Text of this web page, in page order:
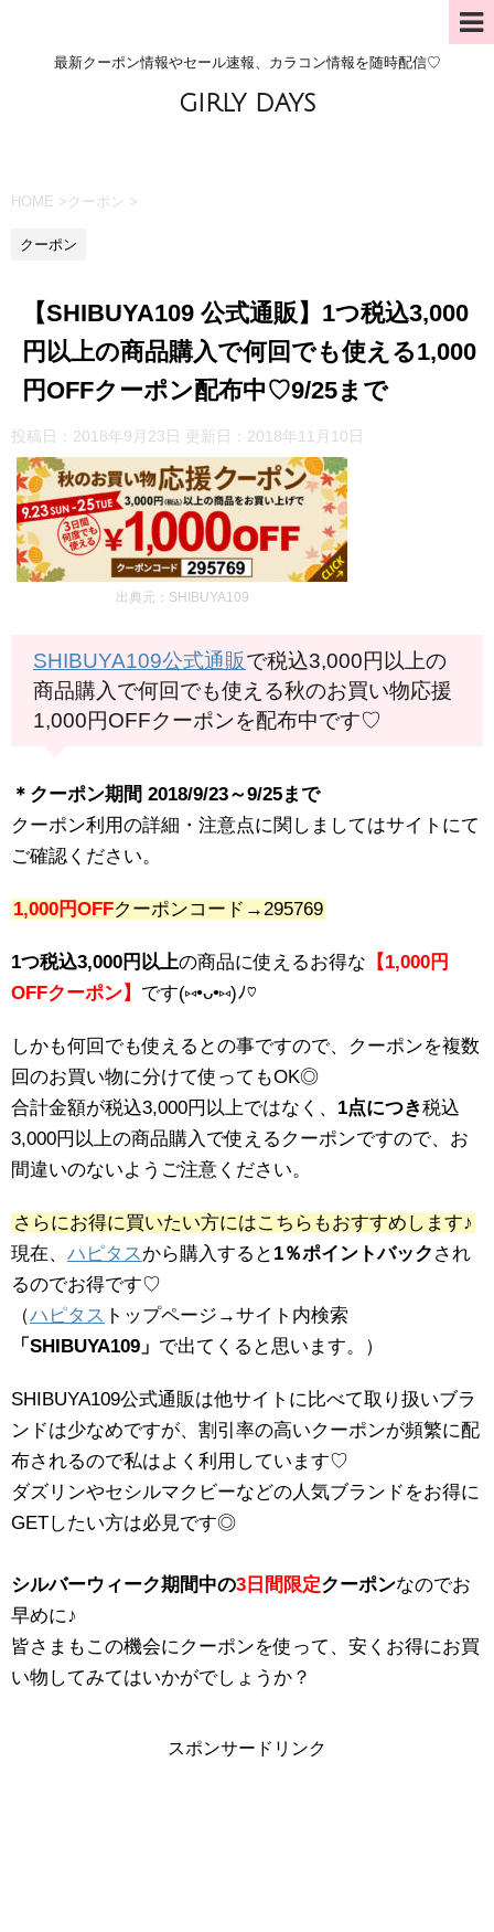
最新クーポン情報やセール速報、カラコン情報を随時配信♡
GIRLY DAYS
HOME > クーポン >
クーポン
【SHIBUYA109 公式通販】1つ税込3,000
円以上の商品購入で何回でも使える1,000
円OFFクーポン配布中♡9/25まで
投稿日：2018年9月23日 更新日： 2018年11月10日
出典元：SHIBUYA109
SHIBUYA109公式通販で税込3,000円以上の
商品購入で何回でも使える秋のお買い物応援
1,000円OFFクーポンを配布中です♡
＊クーポン期間 2018/9/23～9/25まで
クーポン利用の詳細・注意点に関しましてはサイトにて
ご確認ください。
1,000円OFFクーポンコード→295769
1つ税込3,000円以上の商品に使えるお得な 【1,000円
OFFクーポン】 です(⑅•ᴗ•⑅)ﾉ♡
しかも何回でも使えるとの事ですので、クーポンを複数
回のお買い物に分けて使ってもOK◎
合計金額が税込3,000円以上ではなく、 1点につき税込
3,000円以上の商品購入で使えるクーポンですので、お
間違いのないようご注意ください。
さらにお得に買いたい方にはこちらもおすすめします♪
現在、 ハピタス から購入すると 1％ポイントバック され
るのでお得です♡
（ハピタス トップページ→サイト内検索
「SHIBUYA109」 で出てくると思います。）
SHIBUYA109公式通販は他サイトに比べて取り扱いブラ
ンドは少なめですが、割引率の高いクーポンが頻繁に配
布されるので私はよく利用しています♡
ダズリンやセシルマクビーなどの人気ブランドをお得に
GETしたい方は必見です◎
シルバーウィーク期間中の3日間限定クーポンなのでお
早めに♪
皆さまもこの機会にクーポンを使って、安くお得にお買
い物してみてはいかがでしょうか？
スポンサードリンク